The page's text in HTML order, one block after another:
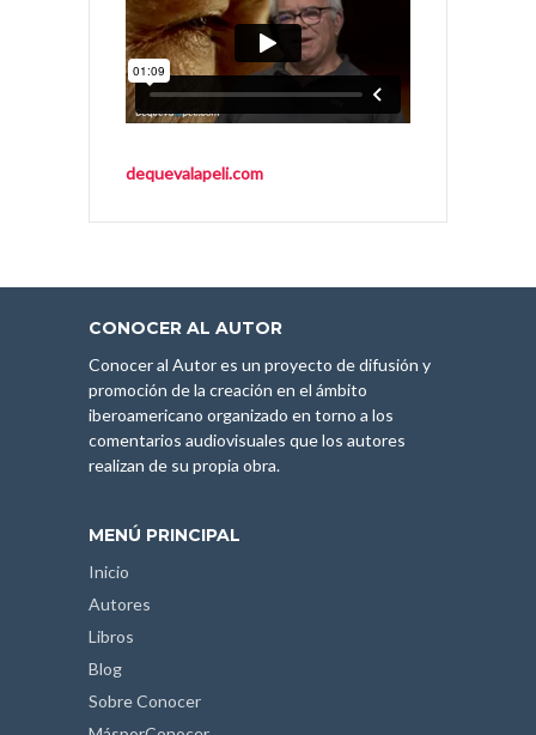
dequevalapeli.com
CONOCER AL AUTOR
Conocer al Autor es un proyecto de difusión y
promoción de la creación en el ámbito
iberoamericano organizado en torno a los
comentarios audiovisuales que los autores
realizan de su propia obra.
MENÚ PRINCIPAL
Inicio
Autores
Libros
Blog
Sobre Conocer